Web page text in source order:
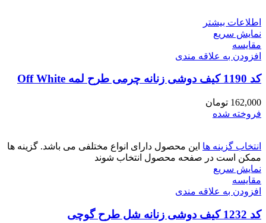
اطلاعات بیشتر
نمایش سریع
مقايسه
افزودن به علاقه مندی
کد 1190 کیف دوشی زنانه چرمی طرح لمه Off White
162,000 تومان
فروخته شده
انتخاب گزینه ها این محصول دارای انواع مختلفی می باشد. گزینه ها
ممکن است در صفحه محصول انتخاب شوند
نمایش سریع
مقايسه
افزودن به علاقه مندی
کد 1232 کیف دوشی زنانه شل طرح گوچی